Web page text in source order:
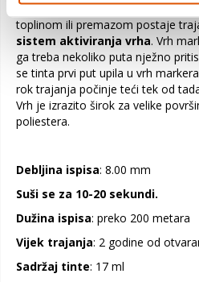
S glatkih neporoznih površina lako
toplinom ili premazom postaje
sistem aktiviranja vrha. Vrh
ga treba nekoliko puta nježno
se tinta prvi put upila u vrh
rok trajanja počinje teći tek od
Vrh je izrazito širok za velike
poliestera.
Debljina ispisa: 8.00 mm
Suši se za 10-20 sekundi.
Dužina ispisa: preko 200 metara
Vijek trajanja: 2 godine od
Sadržaj tinte: 17 ml